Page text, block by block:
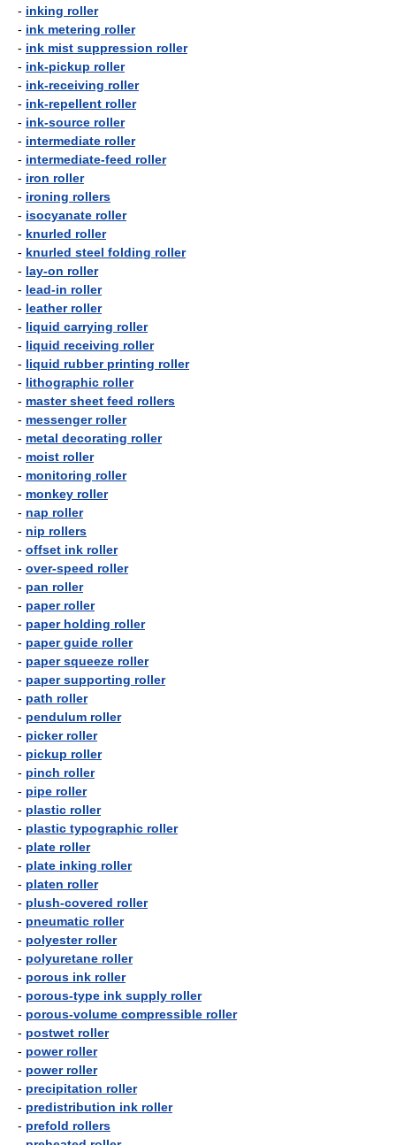
- inking roller
- ink metering roller
- ink mist suppression roller
- ink-pickup roller
- ink-receiving roller
- ink-repellent roller
- ink-source roller
- intermediate roller
- intermediate-feed roller
- iron roller
- ironing rollers
- isocyanate roller
- knurled roller
- knurled steel folding roller
- lay-on roller
- lead-in roller
- leather roller
- liquid carrying roller
- liquid receiving roller
- liquid rubber printing roller
- lithographic roller
- master sheet feed rollers
- messenger roller
- metal decorating roller
- moist roller
- monitoring roller
- monkey roller
- nap roller
- nip rollers
- offset ink roller
- over-speed roller
- pan roller
- paper roller
- paper holding roller
- paper guide roller
- paper squeeze roller
- paper supporting roller
- path roller
- pendulum roller
- picker roller
- pickup roller
- pinch roller
- pipe roller
- plastic roller
- plastic typographic roller
- plate roller
- plate inking roller
- platen roller
- plush-covered roller
- pneumatic roller
- polyester roller
- polyuretane roller
- porous ink roller
- porous-type ink supply roller
- porous-volume compressible roller
- postwet roller
- power roller
- power roller
- precipitation roller
- predistribution ink roller
- prefold rollers